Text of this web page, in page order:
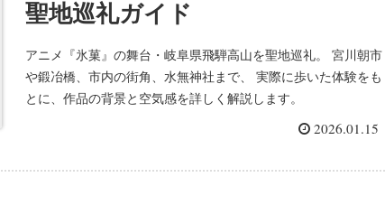
聖地巡礼ガイド
アニメ『氷菓』の舞台・岐阜県飛騨高山を聖地巡礼。 宮川朝市
や鍛冶橋、市内の街角、水無神社まで、 実際に歩いた体験をも
とに、作品の背景と空気感を詳しく解説します。
2026.01.15